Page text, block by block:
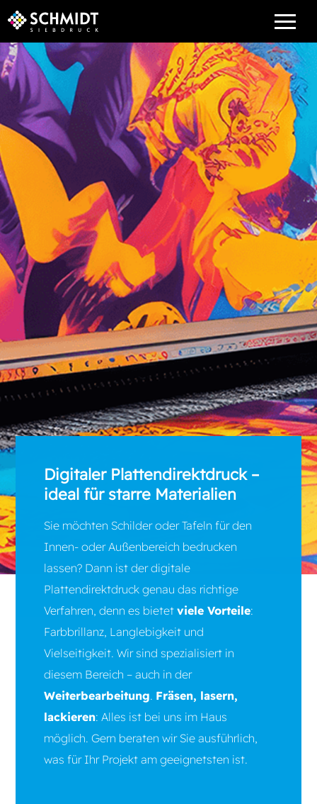
UNTERNEHMEN
SERVICE
KARRIERE
KONTAKT
Digitaler Plattendirektdruck –
ideal für starre Materialien
Sie möchten Schilder oder Tafeln für den
Innen- oder Außenbereich bedrucken
lassen? Dann ist der digitale
Plattendirektdruck genau das richtige
Verfahren, denn es bietetviele Vorteile:
Farbbrillanz, Langlebigkeit und
Vielseitigkeit. Wir sind spezialisiert in
diesem Bereich – auch in der
Weiterbearbeitung. Fräsen, lasern,
lackieren: Alles ist bei uns im Haus
möglich. Gern beraten wir Sie ausführlich,
was für Ihr Projekt am geeignetsten ist.